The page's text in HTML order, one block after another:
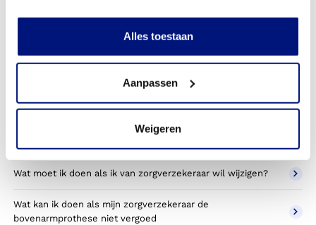
Alles toestaan
Aanpassen
Weigeren
Kan ik een reserve bovenarmprothese vergoed krijgen?
Wat valt er binnen de vergoeding van een
bovenarmprothese?
betaald door mijn zorgverzekering?
Wat moet ik doen als ik van zorgverzekeraar wil wijzigen?
Wat kan ik doen als mijn zorgverzekeraar de
bovenarmprothese niet vergoed